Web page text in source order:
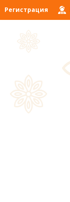
Регистрация